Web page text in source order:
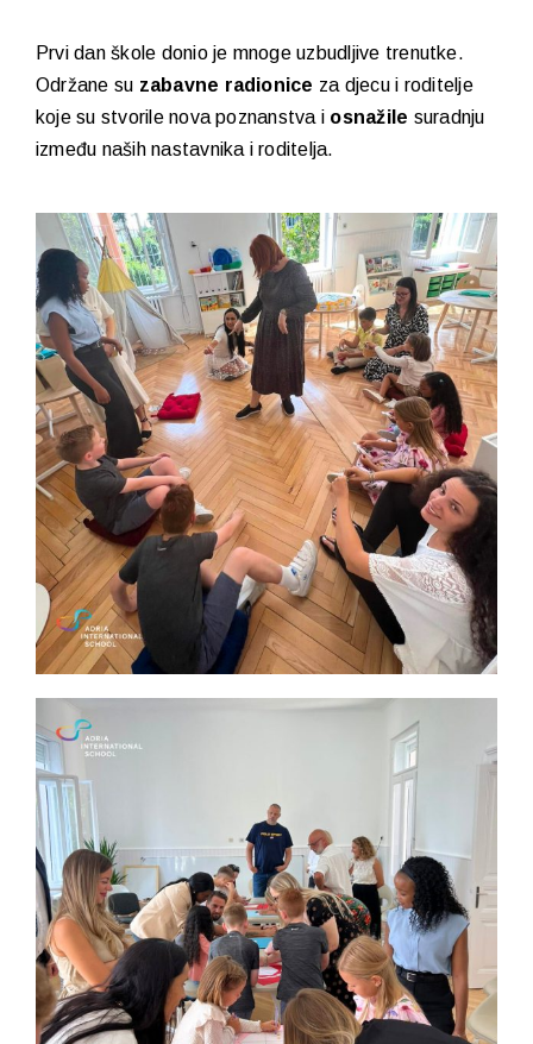
Prvi dan škole donio je mnoge uzbudljive trenutke.
Održane su zabavne radionice za djecu i roditelje
koje su stvorile nova poznanstva i osnažile suradnju
između naših nastavnika i roditelja.